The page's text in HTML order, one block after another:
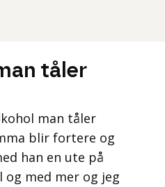
tåler
man tåler
blir fortere og
han en ute på
og med mer og jeg